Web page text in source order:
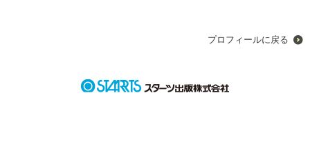
ある日突然家を追い出されてしまった晴奈は、住宅街で途方に
泊まるところも見つからないまま、晴奈は知らなマンションの
プロフィールに戻る